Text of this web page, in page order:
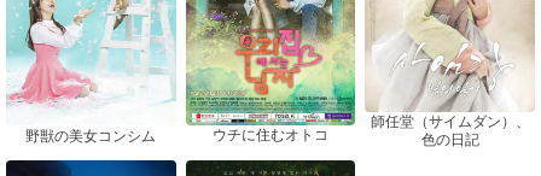
野獣の美女コンシム ウチに住むオトコ
師任堂（サイムダン）、
色の日記